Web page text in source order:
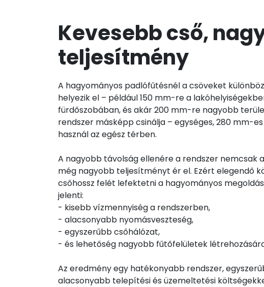
Kevesebb cső,
teljesítmény
A hagyományos padlófűtésnél a csöveket
helyezik el – például 150 mm-re a
fürdőszobában, és akár 200 mm-re nagyobb
rendszer másképp csinálja – egységes, 280 mm-
használ az egész térben.
A nagyobb távolság ellenére a rendszer nemcsak
még nagyobb teljesítményt ér el. Ezért elegendő
csőhossz felét lefektetni a hagyományos
jelenti:
- kisebb vízmennyiség a rendszerben,
- alacsonyabb nyomásveszteség,
- egyszerűbb csőhálózat,
- és lehetőség nagyobb fűtőfelületek
Az eredmény egy hatékonyabb rendszer,
alacsonyabb telepítési és üzemeltetési